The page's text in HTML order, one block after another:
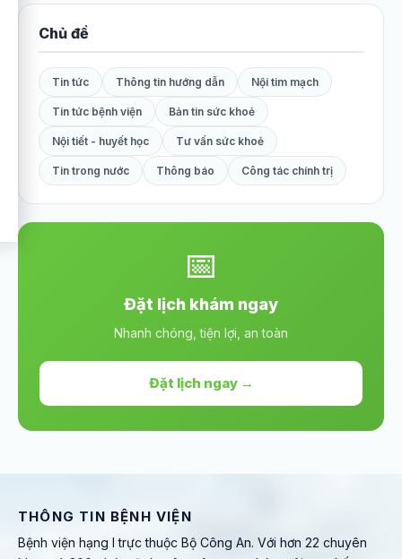
Chủ đề
Tin tức Thông tin hướng dẫn Nội tim mạch
Tin tức bệnh viện Bản tin sức khoẻ
Nội tiết - huyết học Tư vấn sức khoẻ
Tin trong nước Thông báo Công tác chính trị
📅
Đặt lịch khám ngay
Nhanh chóng, tiện lợi, an toàn
Đặt lịch ngay →
THÔNG TIN BỆNH VIỆN
Bệnh viện hạng I trực thuộc Bộ Công An. Với hơn 22 chuyên